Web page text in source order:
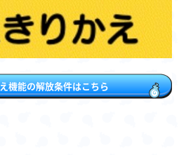
機能の解放条件はこちら